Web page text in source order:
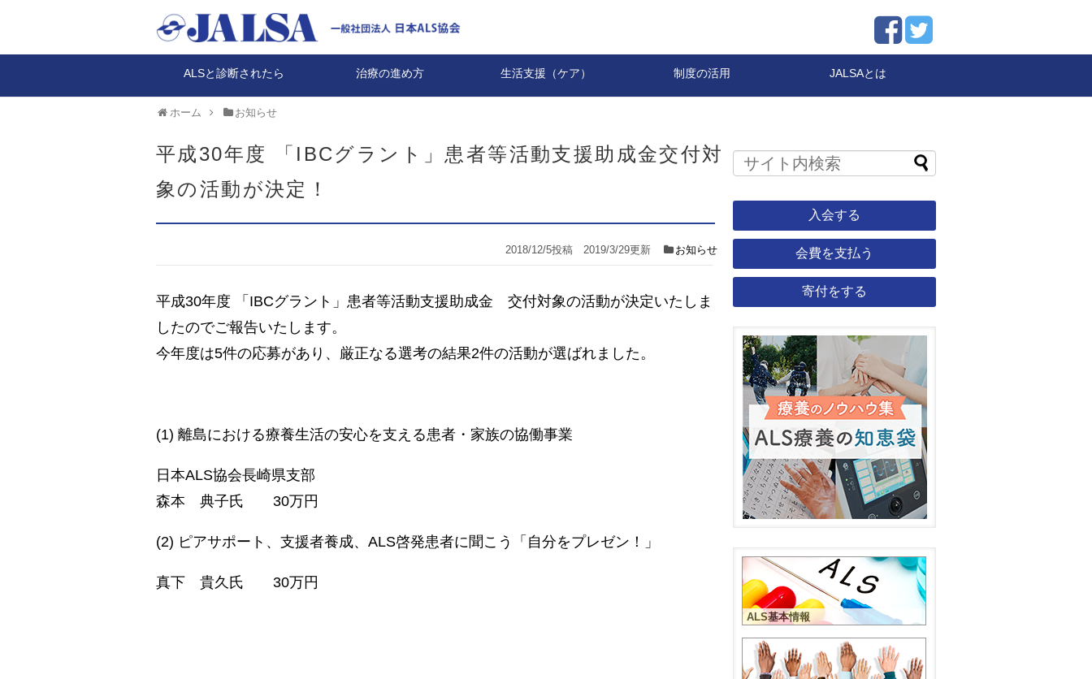
ALSと診断されたら 治療の進め方 生活支援（ケア） 制度の活用 JALSAとは
ホーム お知らせ
平成30年度 「IBCグラント」患者等活動支援助成金交付対
象の活動が決定！
2018/12/5投稿 2019/3/29更新 お知らせ
平成30年度 「IBCグラント」患者等活動支援助成金 交付対象の活動が決定いたしま
したのでご報告いたします。
今年度は5件の応募があり、厳正なる選考の結果2件の活動が選ばれました。
(1) 離島における療養生活の安心を支える患者・家族の協働事業
日本ALS協会長崎県支部
森本 典子氏 30万円
(2) ピアサポート、支援者養成、ALS啓発患者に聞こう「自分をプレゼン！」
真下 貴久氏 30万円
入会する
会費を支払う
寄付をする
ALS基本情報